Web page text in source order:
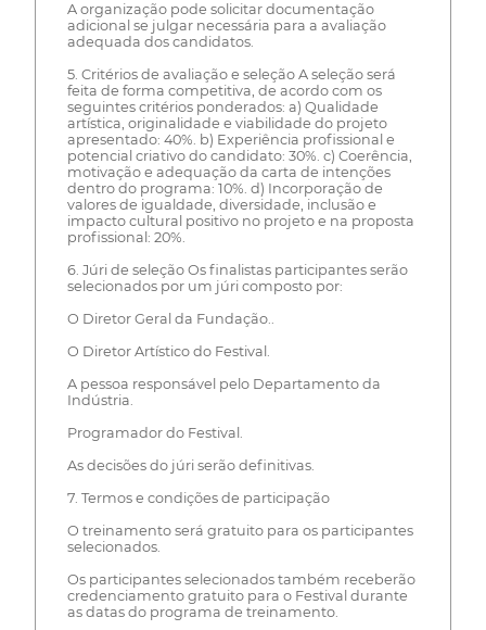
A organização pode solicitar documentação
adicional se julgar necessária para a avaliação
adequada dos candidatos.
5. Critérios de avaliação e seleção A seleção será
feita de forma competitiva, de acordo com os
seguintes critérios ponderados: a) Qualidade
artística, originalidade e viabilidade do projeto
apresentado: 40%. b) Experiência profissional e
potencial criativo do candidato: 30%. c) Coerência,
motivação e adequação da carta de intenções
dentro do programa: 10%. d) Incorporação de
valores de igualdade, diversidade, inclusão e
impacto cultural positivo no projeto e na proposta
profissional: 20%.
6. Júri de seleção Os finalistas participantes serão
selecionados por um júri composto por:
O Diretor Geral da Fundação..
O Diretor Artístico do Festival.
A pessoa responsável pelo Departamento da
Indústria.
Programador do Festival.
As decisões do júri serão definitivas.
7. Termos e condições de participação
O treinamento será gratuito para os participantes
selecionados.
Os participantes selecionados também receberão
credenciamento gratuito para o Festival durante
as datas do programa de treinamento.